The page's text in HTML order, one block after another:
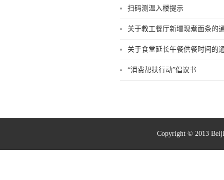
扫码测温入楼提示
关于教工餐厅新增现煮面条的
关于食堂延长午餐供餐时间的
“消费帮扶行动”倡议书
Copyright © 2013